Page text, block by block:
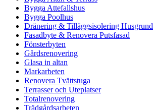
Bygga Attefallshus
Bygga Poolhus
Dränering & Tilläggsisolering Husgrund
Fasadbyte & Renovera Putsfasad
Fönsterbyten
Gårdsrenovering
Glasa in altan
Markarbeten
Renovera Tvättstuga
Terrasser och Uteplatser
Totalrenovering
Trädgårdsarbeten